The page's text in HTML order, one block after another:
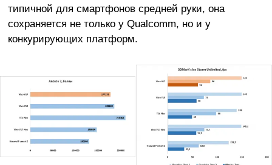
типичной для смартфонов средней руки, она
сохраняется не только у Qualcomm, но и у
конкурирующих платформ.